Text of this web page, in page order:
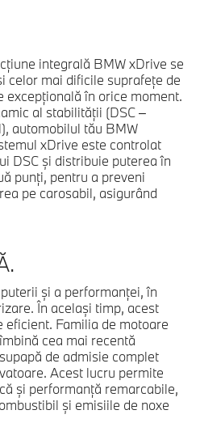
integrală BMW xDrive se
celor mai dificile suprafeţe de
excepţională în orice moment.
al stabilităţii (DSC –
automobilul tău BMW
xDrive este controlat
DSC şi distribuie puterea în
punţi, pentru a preveni
pe carosabil, asigurând
şi a performanţei, în
În acelaşi timp, acest
eficient. Familia de motoare
cea mai recentă
de admisie complet
Acest lucru permite
şi performanţă remarcabile,
şi emisiile de noxe